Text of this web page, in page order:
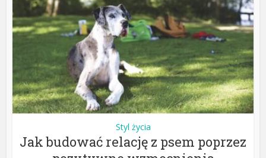
Styl życia
Jak budować relację z psem poprzez